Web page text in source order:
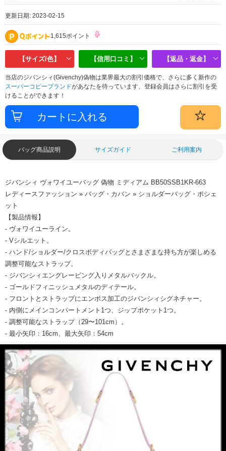
更新日期: 2023-02-15
1,615ポイント
【サイズ/色】 【信用口コミ】 【返品・返金】
当店のジバンシィ(Givenchy)偽物は業界最大の割引価格で、さらに多く新作の
スーパーコピーブランドがあなたを待っています、登録会員はさらに割引を受
けることができます！
バッグ商品説明 サイズガイド ご利用案内
ジバンシィ ヴォワイユーバッグ 偽物 ミディアム BB50SSB1KR-663
レディースファッション » バッグ・カバン » ショルダーバッグ・ポシェ
ット
【製品情報】
- ヴォワイユーライン。
- Vシルエット。
- ハンド/ショルダー/クロスボディバッグとさまざまな持ち方が楽しめる
調整可能なストラップ。
- ジバンシィエングレービング入りメタルバックル。
- ゴールドフィニッシュメタルのディテール。
- フロントとストラップにエンボス加工のジバンシィシグネチャー。
- 内側にメインコンパートメント1つ、ジップポケット1つ。
- 調整可能なストラップ（29〜101cm）。
- 最小矢印：16cm、最大矢印：54cm